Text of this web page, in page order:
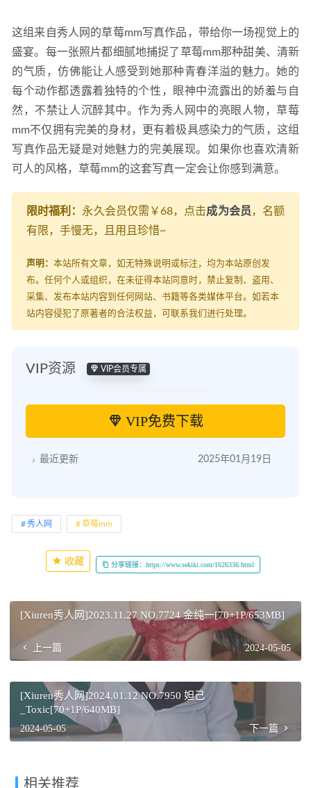
这组来自秀人网的草莓mm写真作品，带给你一场视觉上的
盛宴。每一张照片都细腻地捕捉了草莓mm那种甜美、清新
的气质，仿佛能让人感受到她那种青春洋溢的魅力。她的
每个动作都透露着独特的个性，眼神中流露出的娇羞与自
然，不禁让人沉醉其中。作为秀人网中的亮眼人物，草莓
mm不仅拥有完美的身材，更有着极具感染力的气质，这组
写真作品无疑是对她魅力的完美展现。如果你也喜欢清新
可人的风格，草莓mm的这套写真一定会让你感到满意。
限时福利： 永久会员仅需￥68，点击成为会员，名额
有限，手慢无，且用且珍惜~
声明： 本站所有文章，如无特殊说明或标注，均为本站原创发
布。任何个人或组织，在未征得本站同意时，禁止复制、盗用、
采集、发布本站内容到任何网站、书籍等各类媒体平台。如若本
站内容侵犯了原著者的合法权益，可联系我们进行处理。
VIP资源 VIP会员专属
VIP免费下载
最近更新 2025年01月19日
秀人网 草莓mm
收藏 分享链接：https://www.sekiki.com/1626336.html
[Xiuren秀人网]2023.11.27 NO.7724 金纯一[70+1P/653MB]
上一篇 2024-05-05
[Xiuren秀人网]2024.01.12 NO.7950 妲己
_Toxic[70+1P/640MB]
2024-05-05 下一篇
相关推荐